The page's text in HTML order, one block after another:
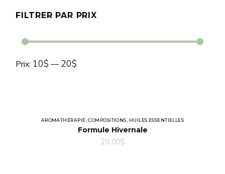
FILTRER PAR PRIX
Prix
Prix
Prix: 10$ — 20$
AROMATHÉRAPIE ,COMPOSITIONS HUILES ESSENTIELLES
Formule Hivernale
20.00$